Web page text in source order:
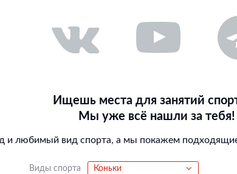
Ищешь места для занятий
Мы уже всё нашли за тебя!
и любимый вид спорта, а мы покажем
Виды спорта Коньки